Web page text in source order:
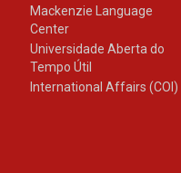
Mackenzie Language
Center
Universidade Aberta do
Tempo Útil
International Affairs (COI)